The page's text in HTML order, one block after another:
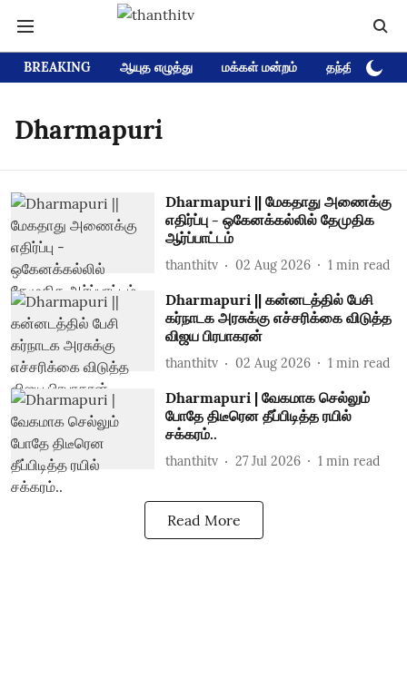
BREAKING ஆயுத எழுத்து மக்கள் மன்றம் தந்தி டிவி
Dharmapuri
Dharmapuri || மேகதாது அணைக்கு
எதிர்ப்பு - ஒகேனக்கல்லில் தேமுதிக
ஆர்ப்பாட்டம்
thanthitv 02 Aug 2026 1 min read
Dharmapuri || கன்னடத்தில் பேசி
கர்நாடக அரசுக்கு எச்சரிக்கை விடுத்த
விஜய பிரபாகரன்
thanthitv 02 Aug 2026 1 min read
Dharmapuri | வேகமாக செல்லும்
போதே திடீரென தீப்பிடித்த ரயில்
சக்கரம்..
thanthitv 27 Jul 2026 1 min read
Read More